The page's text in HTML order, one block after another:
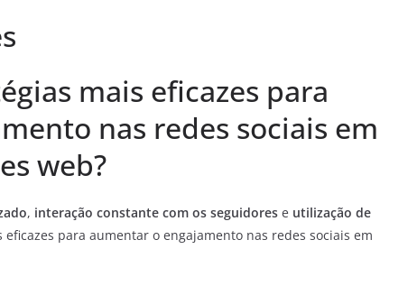
mais eficazes para
nas redes sociais em
web?
, interação constante com os seguidores e utilização de
eficazes para aumentar o engajamento nas redes sociais em